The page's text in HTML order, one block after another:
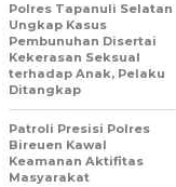
Polres Tapanuli Selatan
Ungkap Kasus
Pembunuhan Disertai
Kekerasan Seksual
terhadap Anak, Pelaku
Ditangkap
Patroli Presisi Polres
Bireuen Kawal
Keamanan Aktifitas
Masyarakat